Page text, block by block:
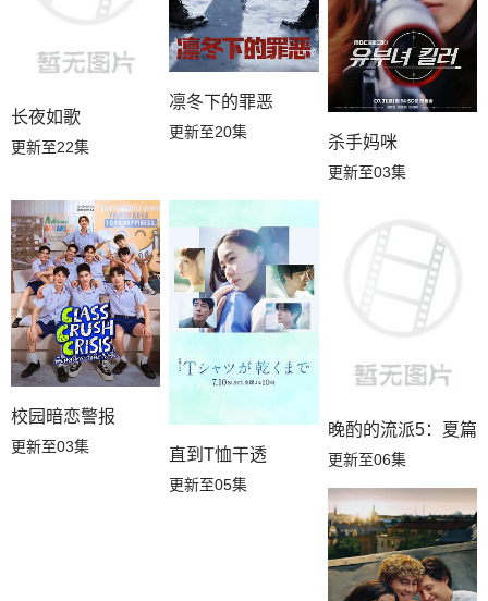
长夜如歌
更新至22集
凛冬下的罪恶
更新至20集
杀手妈咪
更新至03集
校园暗恋警报
更新至03集 直到T恤干透
更新至05集
晚酌的流派5：夏篇
更新至06集